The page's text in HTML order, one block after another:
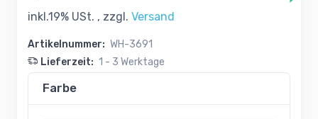
inkl.19% USt. , zzgl. Versand
Artikelnummer: WH-3691
Lieferzeit: 1 - 3 Werktage
Farbe